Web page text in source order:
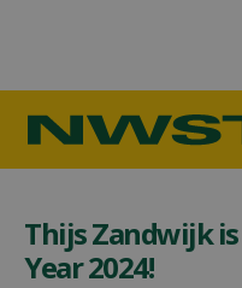
Thijs Zandwijk
Year 2024!